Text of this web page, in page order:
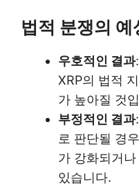
법적 분쟁의 예
우호적인 결과
XRP의 법적
가 높아질 것
부정적인 결과
로 판단될 경
가 강화되거
있습니다.